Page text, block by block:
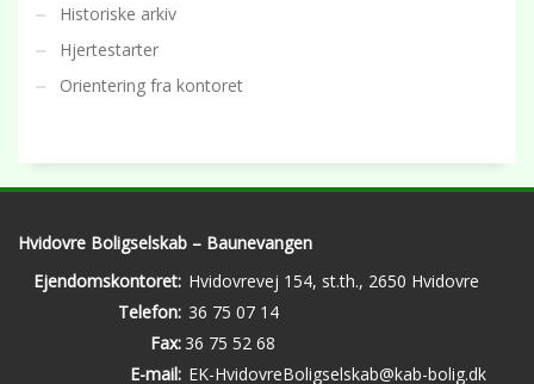
Historiske arkiv
Hjertestarter
Orientering fra kontoret
Hvidovre Boligselskab – Baunevangen
Ejendomskontoret: Hvidovrevej 154, st.th., 2650 Hvidovre
Telefon: 36 75 07 14
Fax: 36 75 52 68
E-mail: EK-HvidovreBoligselskab@kab-bolig.dk